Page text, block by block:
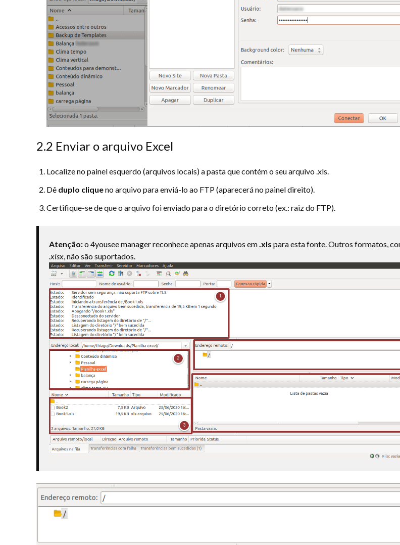
2.2 Enviar o arquivo Excel
Localize no painel esquerdo (arquivos locais) a pasta que contém o seu arquivo .xls.
Dê duplo cliqueno arquivo para enviá-lo ao FTP (aparecerá no painel direito).
Certifique-se de que o arquivo foi enviado para o diretório correto (ex.: raiz do FTP).
Atenção:o 4yousee manager reconhece apenas arquivos em.xls para esta fonte. Outros formatos,
.xlsx, não são suportados.